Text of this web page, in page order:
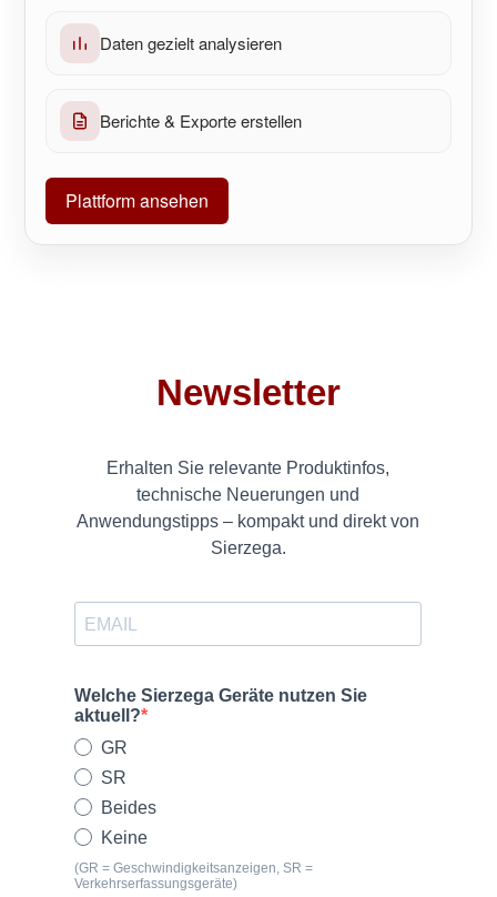
Daten gezielt analysieren
Berichte & Exporte erstellen
Plattform ansehen